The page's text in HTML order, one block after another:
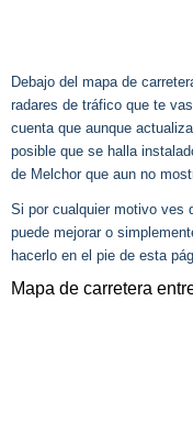
Debajo del mapa de
radares de tráfico que te
cuenta que aunque
posible que se halla
de Melchor que aun no
Si por cualquier motivo ves
puede mejorar o
hacerlo en el pie de esta
Mapa de carretera